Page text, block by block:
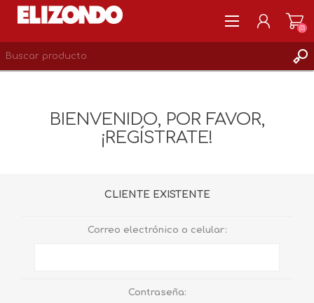
LISTA DE DESEOS 0
(0)
BIENVENIDO, POR FAVOR,
¡REGÍSTRATE!
CLIENTE EXISTENTE
Correo electrónico o celular:
Contraseña: